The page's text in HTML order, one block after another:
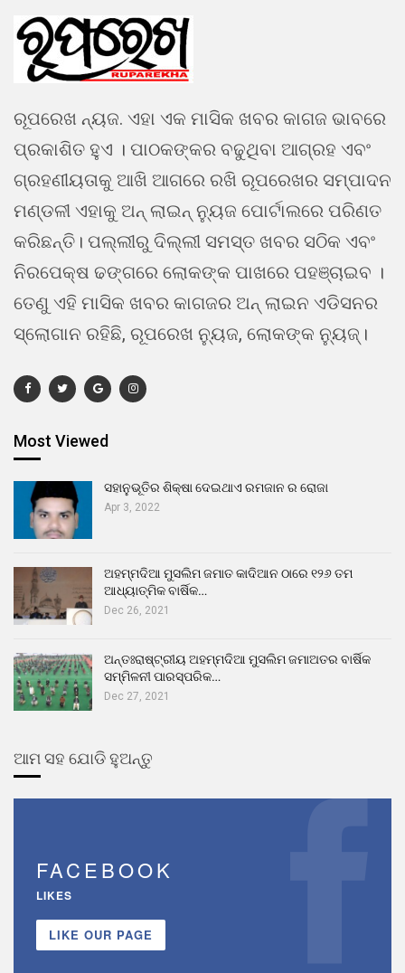
ରୂପରେଖ ନ୍ୟଜ. ଏହା ଏକ ମାସିକ ଖବର କାଗଜ ଭାବରେ
ପ୍ରକାଶିତ ହୁଏ । ପାଠକଙ୍କର ବଢୁଥିବା ଆଗ୍ରହ ଏବଂ
ଗ୍ରହଣୀୟତାକୁ ଆଖି ଆଗରେ ରଖି ରୂପରେଖର ସମ୍ପାଦନ
ମଣ୍ଡଳୀ ଏହାକୁ ଅନ୍ ଲାଇନ୍ ନ୍ୟୁଜ ପୋର୍ଟାଲରେ ପରିଣତ
କରିଛନ୍ତି। ପଲ୍ଲୀରୁ ଦିଲ୍ଲୀ ସମସ୍ତ ଖବର ସଠିକ ଏବଂ
ନିରପେକ୍ଷ ଢଙ୍ଗରେ ଲୋକଙ୍କ ପାଖରେ ପହଞ୍ଚାଇବ ।
ତେଣୁ ଏହି ମାସିକ ଖବର କାଗଜର ଅନ୍ ଲାଇନ ଏଡିସନର
ସ୍ଲୋଗାନ ରହିଛି, ରୂପରେଖ ନ୍ୟୁଜ, ଲୋକଙ୍କ ନ୍ୟୁଜ୍।
Most Viewed
ସହାନୁଭୂତିର ଶିକ୍ଷା ଦେଇଥାଏ ରମଜାନ ର ରୋଜା
Apr 3, 2022
ଅହମ୍ମଦିଆ ମୁସଲିମ ଜମାତ କାଦିଆନ ଠାରେ ୧୨୬ ତମ
ଆଧ୍ୟାତ୍ମିକ ବାର୍ଷିକ…
Dec 26, 2021
ଅନ୍ତଃରାଷ୍ଟ୍ରୀୟ ଅହମ୍ମଦିଆ ମୁସଲିମ ଜମାଅତର ବାର୍ଷିକ
ସମ୍ମିଳନୀ ପାରସ୍ପରିକ…
Dec 27, 2021
ଆମ ସହ ଯୋଡି ହୁଅନ୍ତୁ
FACEBOOK
LIKES
LIKE OUR PAGE